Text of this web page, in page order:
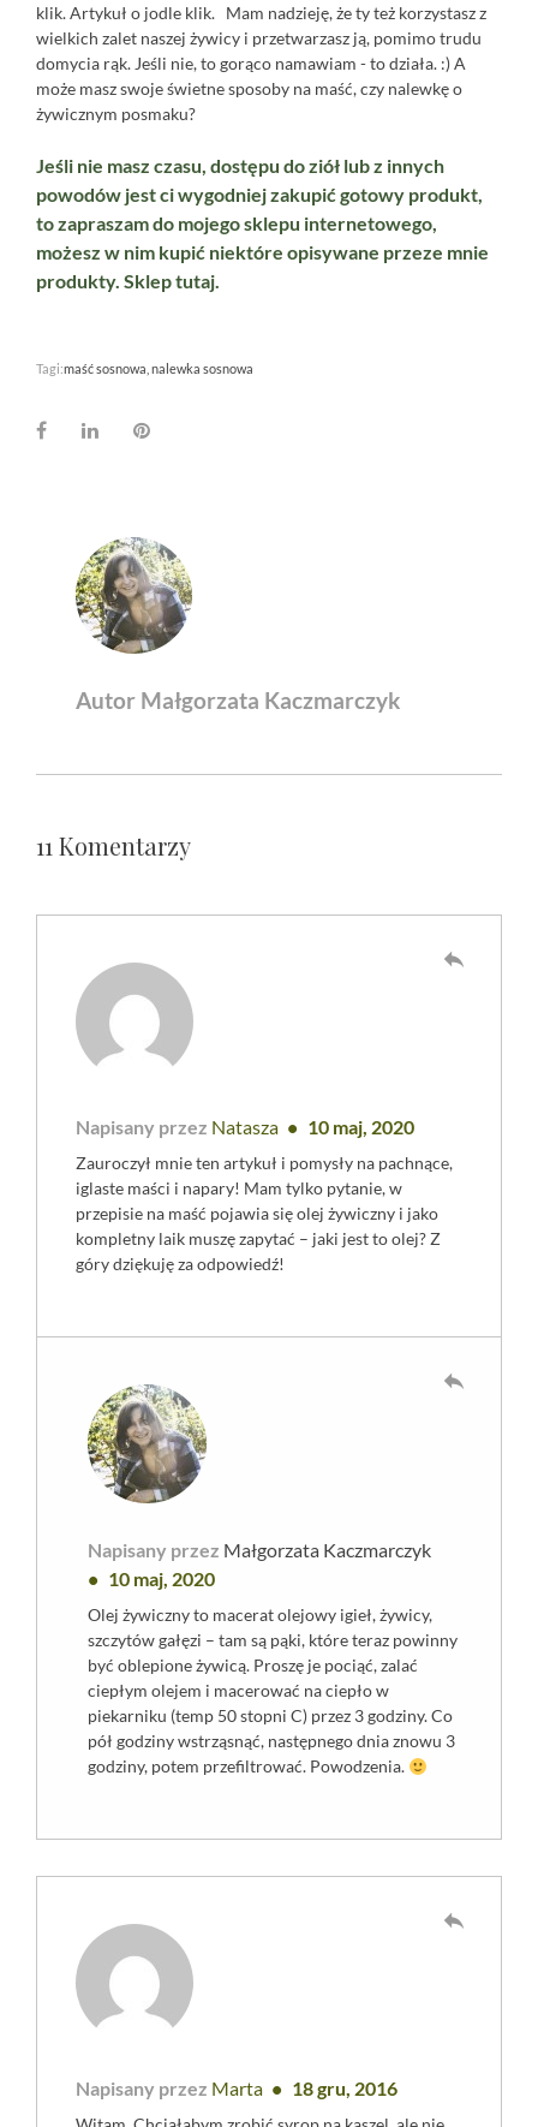
klik.Artykuł o jodle klik. Mam nadzieję, że ty też korzystasz z
wielkich zalet naszej żywicy i przetwarzasz ją, pomimo trudu
domycia rąk. Jeśli nie, to gorąco namawiam - to działa. :) A
może masz swoje świetne sposoby na maść, czy nalewkę o
żywicznym posmaku?
Jeśli nie masz czasu, dostępu do ziół lub z innych
powodów jest ci wygodniej zakupić gotowy produkt,
to zapraszam do mojego sklepu internetowego,
możesz w nim kupić niektóre opisywane przeze mnie
produkty. Skleptutaj.
Tagi:maść sosnowa nalewka sosnowa
FacebookLinkedInPinterest
Autor Małgorzata Kaczmarczyk
11 Komentarzy
Napisany przez Natasza 10 maj, 2020
Zauroczył mnie ten artykuł i pomysły na pachnące,
iglaste maści i napary! Mam tylko pytanie, w
przepisie na maść pojawia się olej żywiczny i jako
kompletny laik muszę zapytać – jaki jest to olej? Z
góry dziękuję za odpowiedź!
reply
Napisany przez Małgorzata Kaczmarczyk
10 maj, 2020
Olej żywiczny to macerat olejowy igieł, żywicy,
szczytów gałęzi – tam są pąki, które teraz powinny
być oblepione żywicą. Proszę je pociąć, zalać
ciepłym olejem i macerować na ciepło w
piekarniku (temp 50 stopni C) przez 3 godziny. Co
pół godziny wstrząsnąć, następnego dnia znowu 3
godziny, potem przefiltrować. Powodzenia.
reply
Napisany przez Marta 18 gru, 2016
reply